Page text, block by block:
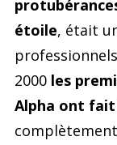
étoile, était
2000les
Alpha ont